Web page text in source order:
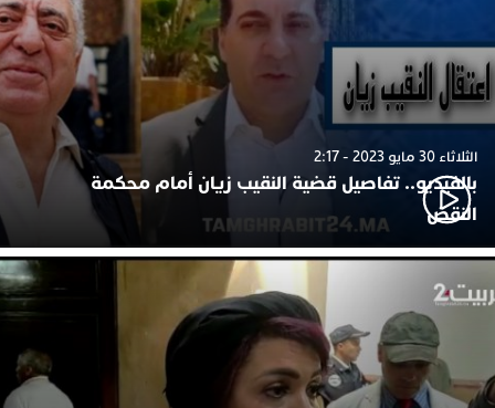
الثلاثاء 30 مايو 2023 - 2:17
بالفيديو.. تفاصيل قضية النقيب زيان أمام محكمة
النقض